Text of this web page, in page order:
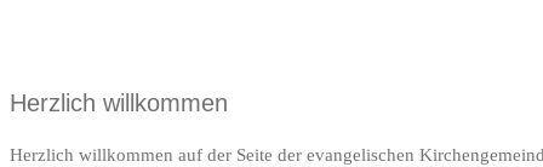
Herzlich willkommen
Herzlich willkommen auf der Seite der evangelischen